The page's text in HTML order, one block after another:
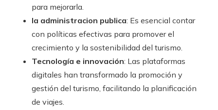
para mejorarla.
la administracion publica: Es esencial contar
con políticas efectivas para promover el
crecimiento y la sostenibilidad del turismo.
Tecnología e innovación: Las plataformas
digitales han transformado la promoción y
gestión del turismo, facilitando la planificación
de viajes.